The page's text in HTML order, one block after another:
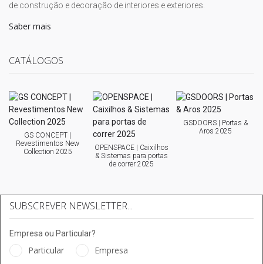
de construção e decoração de interiores e exteriores.
Saber mais
CATÁLOGOS
GS CONCEPT |
Revestimentos New
Collection 2025
OPENSPACE | Caixilhos
& Sistemas para portas
de correr 2025
GSDOORS | Portas &
Aros 2025
SUBSCREVER NEWSLETTER...
Empresa ou Particular?
Particular Empresa